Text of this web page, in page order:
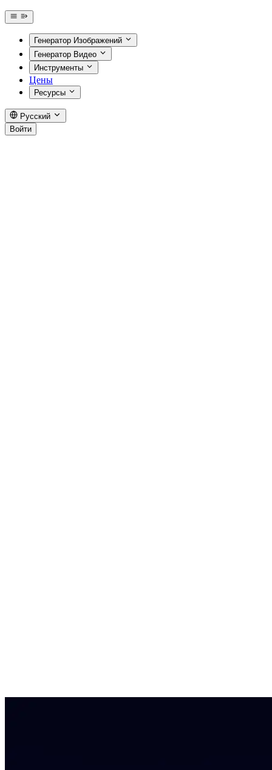
Генератор Изображений
Генератор Видео
Инструменты
Цены
Ресурсы
Русский
Войти